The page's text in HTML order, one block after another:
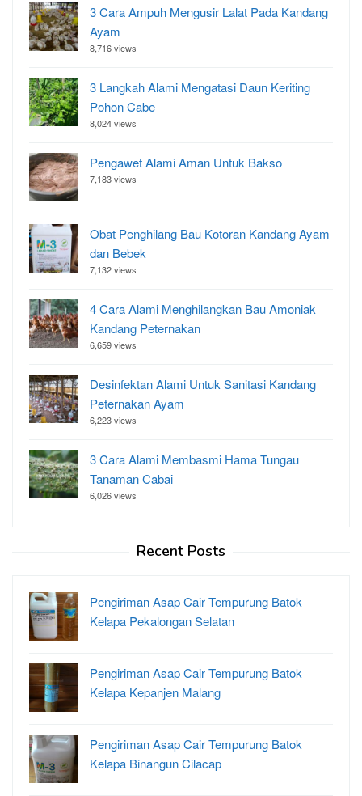
3 Cara Ampuh Mengusir Lalat Pada Kandang
Ayam
8,716 views
3 Langkah Alami Mengatasi Daun Keriting
Pohon Cabe
8,024 views
Pengawet Alami Aman Untuk Bakso
7,183 views
Obat Penghilang Bau Kotoran Kandang Ayam
dan Bebek
7,132 views
4 Cara Alami Menghilangkan Bau Amoniak
Kandang Peternakan
6,659 views
Desinfektan Alami Untuk Sanitasi Kandang
Peternakan Ayam
6,223 views
3 Cara Alami Membasmi Hama Tungau
Tanaman Cabai
6,026 views
Recent Posts
Pengiriman Asap Cair Tempurung Batok
Kelapa Pekalongan Selatan
Pengiriman Asap Cair Tempurung Batok
Kelapa Kepanjen Malang
Pengiriman Asap Cair Tempurung Batok
Kelapa Binangun Cilacap